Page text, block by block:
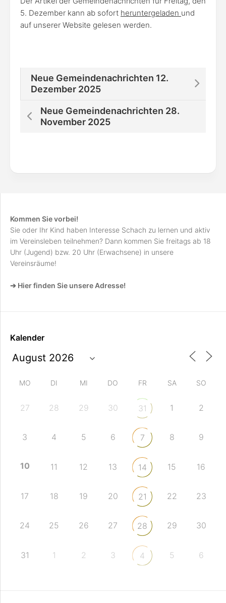
5. Dezember kann ab sofort heruntergeladen und
auf unserer Website gelesen werden.
Neue Gemeindenachrichten 12.
Dezember 2025
Neue Gemeindenachrichten 28.
November 2025
Kommen Sie vorbei!
Sie oder Ihr Kind haben Interesse Schach zu lernen und aktiv
im Vereinsleben teilnehmen? Dann kommen Sie freitags ab 18
Uhr (Jugend) bzw. 20 Uhr (Erwachsene) in unsere
Vereinsräume!
➔ Hier finden Sie unsere Adresse!
Kalender
MO DI MI DO FR SA SO
27 28 29 30 31 1 2
3 4 5 6 7 8 9
10 11 12 13 14 15 16
17 18 19 20 21 22 23
24 25 26 27 28 29 30
31 1 2 3 4 5 6